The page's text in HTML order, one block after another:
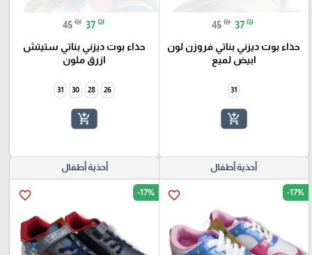
45 ₪ 37 ₪
حذاء بوت ديزني بناتي فروزن لون
ابيض لميع
31
add_shopping_cart
45 ₪ 37 ₪
حذاء بوت ديزني بناتي ستيتش
ازرق ملون
26
28
30
31
add_shopping_cart
أحذية أطفال
favorite_border -17%
أحذية أطفال
favorite_border -17%